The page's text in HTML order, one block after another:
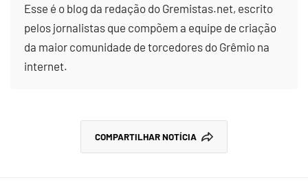
Esse é o blog da redação do Gremistas.net, escrito
pelos jornalistas que compõem a equipe de criação
da maior comunidade de torcedores do Grêmio na
internet.
COMPARTILHAR NOTÍCIA